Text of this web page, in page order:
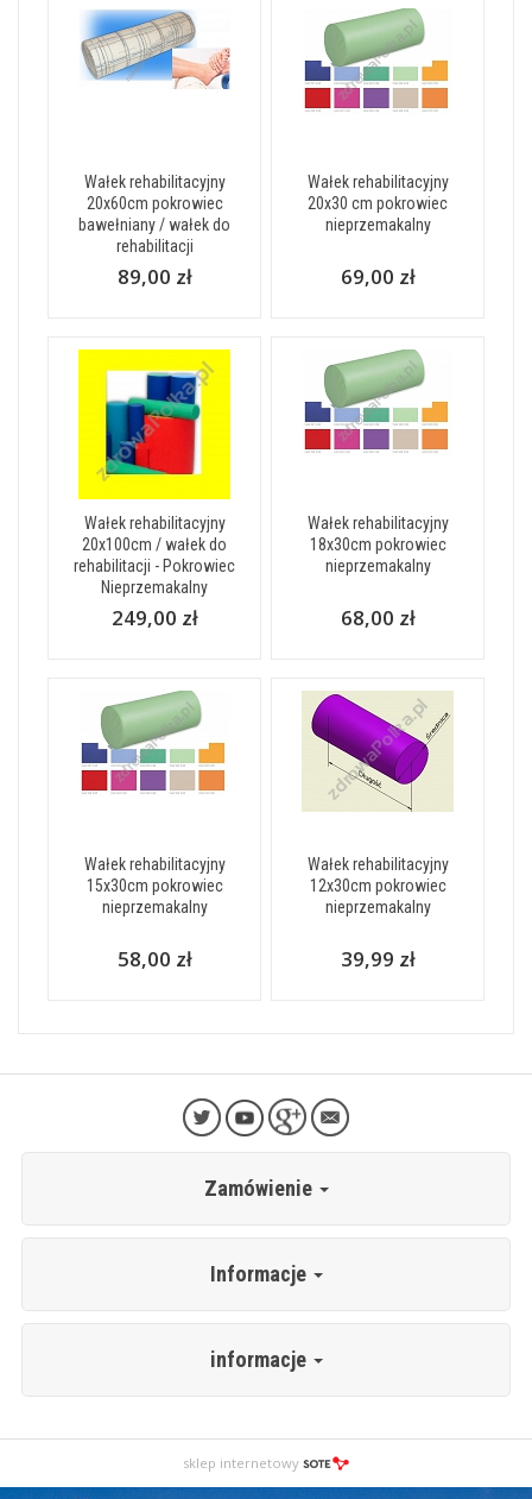
Wałek rehabilitacyjny
20x60cm pokrowiec
bawełniany / wałek do
rehabilitacji
89,00 zł
Wałek rehabilitacyjny
20x30 cm pokrowiec
nieprzemakalny
69,00 zł
Wałek rehabilitacyjny
20x100cm / wałek do
rehabilitacji - Pokrowiec
Nieprzemakalny
249,00 zł
Wałek rehabilitacyjny
18x30cm pokrowiec
nieprzemakalny
68,00 zł
Wałek rehabilitacyjny
15x30cm pokrowiec
nieprzemakalny
58,00 zł
Wałek rehabilitacyjny
12x30cm pokrowiec
nieprzemakalny
39,99 zł
Zamówienie
Informacje
informacje
sklep internetowy